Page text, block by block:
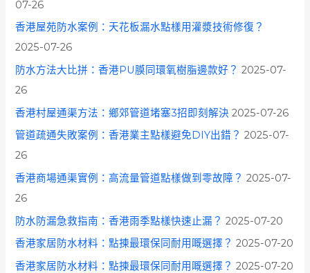
07-26
香港屋苑防水案例：天花板漏水點樣用灌漿技術修復？
2025-07-26
防水方法大比拼：香港PU膜同環氧樹脂邊款好？ 2025-07-
26
香港村屋通渠方法：鄉郊管道堵塞3招即刻解決 2025-07-26
管道疏通失敗案例：香港業主點樣避免DIY出錯？ 2025-07-
26
香港商場通渠實例：高流量管道點樣做到零故障？ 2025-07-
26
防水防漏急救指南：香港雨季點樣快速止漏？ 2025-07-20
香港家居防水材料：點揀最環保同耐用嘅選擇？ 2025-07-20
香港家居防水材料：點揀最環保同耐用嘅選擇？ 2025-07-20